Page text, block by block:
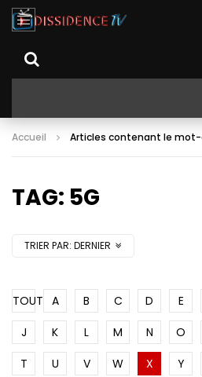
Accueil Articles contenant le mot-
TAG: 5G
TRIER PAR: DERNIER
TOUT A B C D E
J
K L M N O
T
U V W X Y